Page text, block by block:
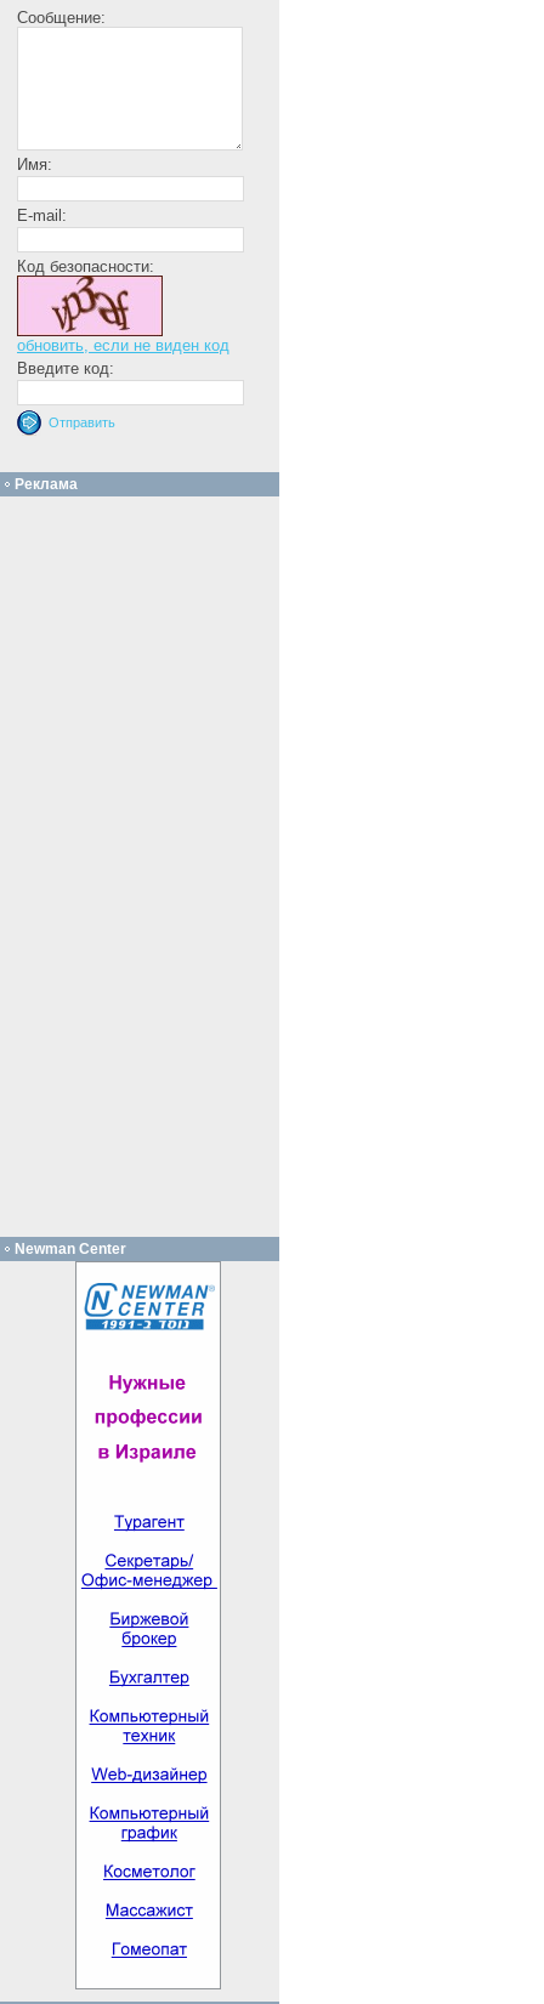
Сообщение:
Имя:
E-mail:
Код безопасности:
обновить, если не виден код
Введите код:
Реклама
Newman Center